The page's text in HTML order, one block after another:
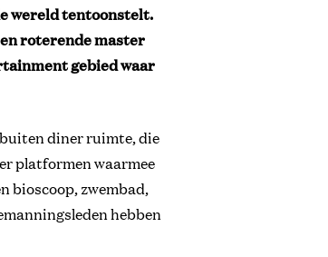
wereld tentoonstelt.
roterende master
gebied waar
diner ruimte, die
platformen waarmee
bioscoop, zwembad,
hebben